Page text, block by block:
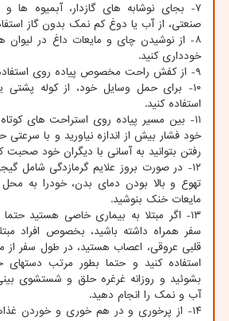
۷- بجای نوشابه های گازدار، آبمیوه
صنعتی، از آب یا دوغ کم نمک بدون گاز
۸- از نوشیدن چای و مایعات داغ در
خودداری کنید.
۹- از کفش راحت مخصوص پیاده روی استفاده کنید.
۱۰- برای حمل وسایل خود، از کوله
استفاده کنید.
۱۱- بین مسیر پیاده روی استراحت های
خود فشار بیش از اندازه نیاورید و با سرعتی
رفتن بتوانید به آسانی با دیگران خود صحبت
۱۲- در صورت بروز علایم گرمازدگی شامل
تهوع و بالا بودن دمای بدن، خودرا به
مایعات خنک بنوشید.
۱۳- اگر مبتلا به بیماری خاصی هستید
سفر همراه داشته باشید، بخصوص افراد
قلبی عروقی، اعصاب هستید، در طول سفر از
استفاده کنید و حتما بطور مرتب
بشوئید و روزانه غرغره حلق و شستشوی
آب و نمک را انجام دهید.
۱۴- از پرخوری و در هم خوری و خوردن